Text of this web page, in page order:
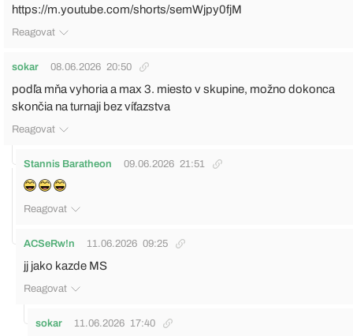
https://m.youtube.com/shorts/semWjpy0fjM
Reagovat
sokar 08.06.2026 20:50
podľa mňa vyhoria a max 3. miesto v skupine, možno dokonca
skončia na turnaji bez víťazstva
Reagovat
Stannis Baratheon 09.06.2026 21:51
Reagovat
ACSeRw!n 11.06.2026 09:25
jj jako kazde MS
Reagovat
sokar 11.06.2026 17:40